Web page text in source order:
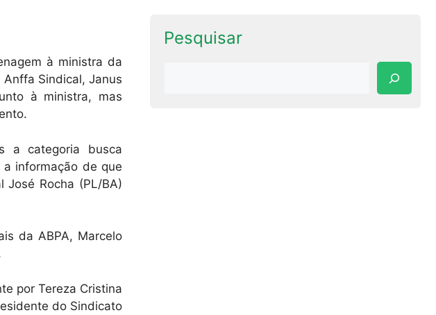
à ministra da
Sindical, Janus
à ministra, mas
a categoria busca
informação de que
Rocha (PL/BA)
da ABPA, Marcelo
por Tereza Cristina
do Sindicato
Pesquisar